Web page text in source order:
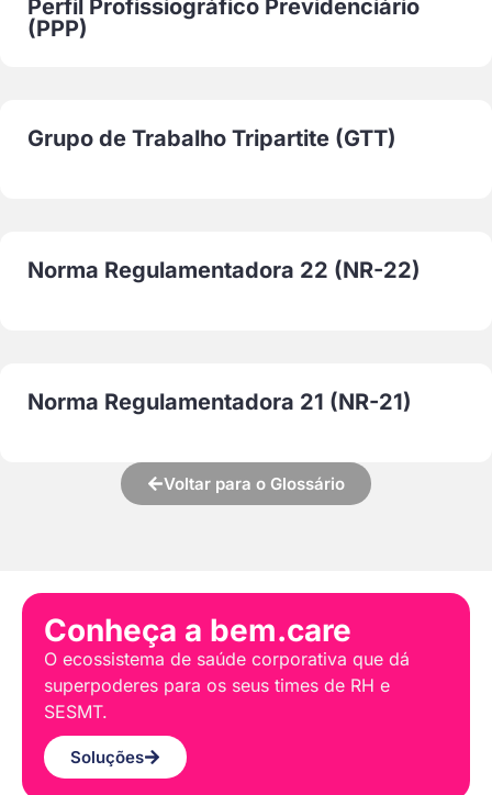
Perfil Profissiográfico Previdenciário
(PPP)
Grupo de Trabalho Tripartite (GTT)
Norma Regulamentadora 22 (NR-22)
Norma Regulamentadora 21 (NR-21)
Voltar para o Glossário
Conheça a bem.care
O ecossistema de saúde corporativa que dá
superpoderes para os seus times de RH e
SESMT.
Soluções